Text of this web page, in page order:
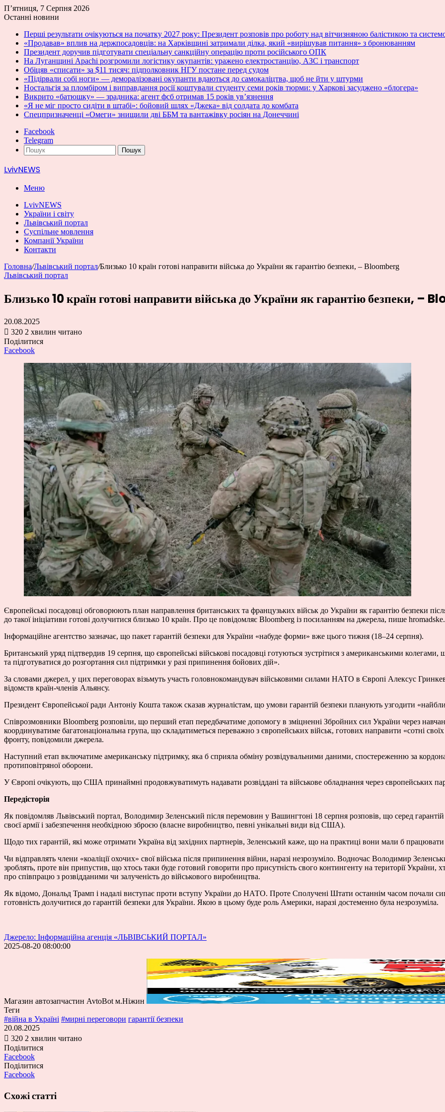
П’ятниця, 7 Серпня 2026
Останні новини
Перші результати очікуються на початку 2027 року: Президент розповів про роботу над вітчизняною балістикою та
«Продавав» вплив на держпосадовців: на Харківщині затримали ділка, який «вирішував питання» з бронюванням
Президент доручив підготувати спеціальну санкційну операцію проти російського ОПК
На Луганщині Apachi розгромили логістику окупантів: уражено електростанцію, АЗС і транспорт
Обіцяв «списати» за $11 тисяч: підполковник НГУ постане перед судом
«Підірвали собі ноги» — деморалізовані окупанти вдаються до самокаліцтва, щоб не йти у штурми
Ностальгія за пломбіром і виправдання росії коштували студенту семи років тюрми: у Харкові засуджено «блогера»
Викрито «батюшку» — зрадника: агент фсб отримав 15 років ув’язнення
«Я не міг просто сидіти в штабі»: бойовий шлях «Джека» від солдата до комбата
Спецпризначенці «Омеги» знищили дві ББМ та вантажівку росіян на Донеччині
Facebook
Telegram
Пошук
LvivNEWS
Меню
LvivNEWS
України і світу
Львівський портал
Суспільне мовлення
Компанії України
Контакти
Головна/Львівський портал/Близько 10 країн готові направити війська до України як гарантію безпеки, – Bloomberg
Львівський портал
Близько 10 країн готові направити війська до України як гарантію безпеки, –
20.08.2025
320 2 хвилин читано
Поділитися
Facebook
Європейські посадовці обговорюють план направлення британських та французьких військ до України як гарантію безпеки
до такої ініціативи готові долучитися близько 10 країн. Про це повідомляє Bloomberg із посиланням на джерела, пише hromadske.
Інформаційне агентство зазначає, що пакет гарантій безпеки для України «набуде форми» вже цього тижня (18–24 серпня).
Британський уряд підтвердив 19 серпня, що європейські військові посадовці готуються зустрітися з американськими колегами,
та підготуватися до розгортання сил підтримки у разі припинення бойових дій».
За словами джерел, у цих переговорах візьмуть участь головнокомандувач військовими силами НАТО в Європі Алексус
відомств країн-членів Альянсу.
Президент Європейської ради Антоніу Кошта також сказав журналістам, що умови гарантій безпеки планують узгодити
Співрозмовники Bloomberg розповіли, що перший етап передбачатиме допомогу в зміцненні Збройних сил України через
координуватиме багатонаціональна група, що складатиметься переважно з європейських військ, готових направити «сотні своїх
фронту, повідомили джерела.
Наступний етап включатиме американську підтримку, яка б сприяла обміну розвідувальними даними, спостереженню за
протиповітряної оборони.
У Європі очікують, що США принаймні продовжуватимуть надавати розвіддані та військове обладнання через європейських
Передісторія
Як повідомляв Львівський портал, Володимир Зеленський після перемовин у Вашингтоні 18 серпня розповів, що серед гарантій
своєї армії і забезпечення необхідною зброєю (власне виробництво, певні унікальні види від США).
Щодо тих гарантій, які може отримати Україна від західних партнерів, Зеленський каже, що на практиці вони мали б
Чи відправлять члени «коаліції охочих» свої війська після припинення війни, наразі незрозуміло. Водночас Володимир
зроблять, проте він припустив, що хтось таки буде готовий говорити про присутність свого контингенту на території України,
про співпрацю з розвідданими чи залученість до військового виробництва.
Як відомо, Дональд Трамп і надалі виступає проти вступу України до НАТО. Проте Сполучені Штати останнім часом почали
готовність долучитися до гарантій безпеки для України. Якою в цьому буде роль Америки, наразі достеменно була незрозуміла.
Джерело: Інформаційна агенція «ЛЬВІВСЬКИЙ ПОРТАЛ»
2025-08-20 08:00:00
Магазин автозапчастин AvtoBot м.Ніжин
Теги
#війна в Україні #мирні переговори гарантії безпеки
20.08.2025
320 2 хвилин читано
Поділитися
Facebook
Поділитися
Facebook
Схожі статті